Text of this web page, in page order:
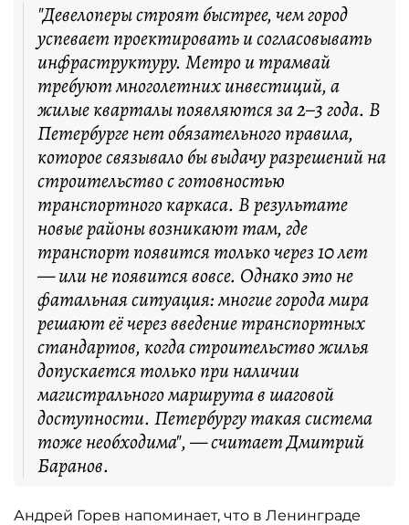
"Девелоперы строят быстрее, чем город
успевает проектировать и согласовывать
инфраструктуру. Метро и трамвай
требуют многолетних инвестиций, а
жилые кварталы появляются за 2–3 года. В
Петербурге нет обязательного правила,
которое связывало бы выдачу разрешений на
строительство с готовностью
транспортного каркаса. В результате
новые районы возникают там, где
транспорт появится только через 10 лет
— или не появится вовсе. Однако это не
фатальная ситуация: многие города мира
решают её через введение транспортных
стандартов, когда строительство жилья
допускается только при наличии
магистрального маршрута в шаговой
доступности. Петербургу такая система
тоже необходима", — считает Дмитрий
Баранов.
Андрей Горев напоминает, что в Ленинграде